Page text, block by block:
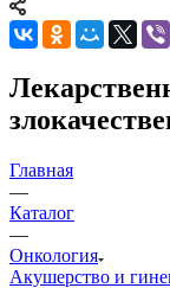
Главная
—
Каталог
—
Онкология
Акушерство и